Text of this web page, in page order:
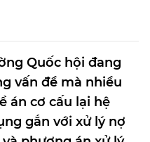
Quốc hội đang
vấn đề mà nhiều
án cơ cấu lại hệ
gắn với xử lý nợ